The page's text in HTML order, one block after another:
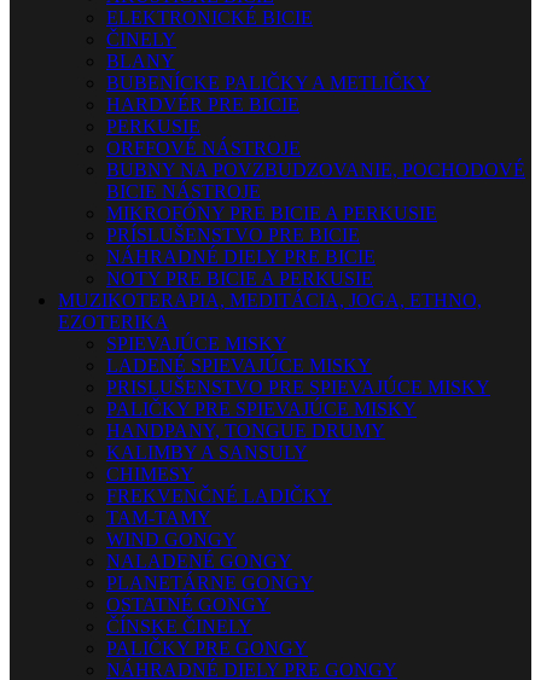
ELEKTRONICKÉ BICIE
ČINELY
BLANY
BUBENÍCKE PALIČKY A METLIČKY
HARDVÉR PRE BICIE
PERKUSIE
ORFFOVÉ NÁSTROJE
BUBNY NA POVZBUDZOVANIE, POCHODOVÉ
BICIE NÁSTROJE
MIKROFÓNY PRE BICIE A PERKUSIE
PRÍSLUŠENSTVO PRE BICIE
NÁHRADNÉ DIELY PRE BICIE
NOTY PRE BICIE A PERKUSIE
MUZIKOTERAPIA, MEDITÁCIA, JOGA, ETHNO,
EZOTERIKA
SPIEVAJÚCE MISKY
LADENÉ SPIEVAJÚCE MISKY
PRISLUŠENSTVO PRE SPIEVAJÚCE MISKY
PALIČKY PRE SPIEVAJÚCE MISKY
HANDPANY, TONGUE DRUMY
KALIMBY A SANSULY
CHIMESY
FREKVENČNÉ LADIČKY
TAM-TAMY
WIND GONGY
NALADENÉ GONGY
PLANETÁRNE GONGY
OSTATNÉ GONGY
ČÍNSKE ČINELY
PALIČKY PRE GONGY
NÁHRADNÉ DIELY PRE GONGY